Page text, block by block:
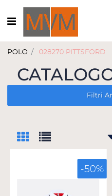
Open menu
POLO 028270 PITTSFORD
Filtri
-50%